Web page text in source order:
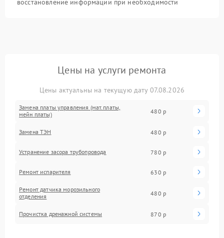
восстановление информации при необходимости
Цены на услуги ремонта
Цены актуальны на текущую дату 07.08.2026
Замена платы управления (мат.платы,
мейн платы)
480 р
Замена ТЭН 480 р
Устранение засора трубопровода 780 р
Ремонт испарителя 630 р
Ремонт датчика морозильного
отделения
480 р
Прочистка дренажной системы 870 р